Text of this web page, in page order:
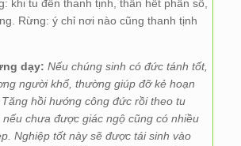
khi tu đến thanh tịnh, thân hết phần số,
Rừng: ý chỉ nơi nào cũng thanh tịnh
dạy: Nếu chúng sinh có đức tánh tốt,
người khổ, thường giúp đỡ kẻ hoạn
hồi hướng công đức rồi theo tu
chưa được giác ngộ cũng có nhiều
Nghiệp tốt này sẽ được tái sinh vào